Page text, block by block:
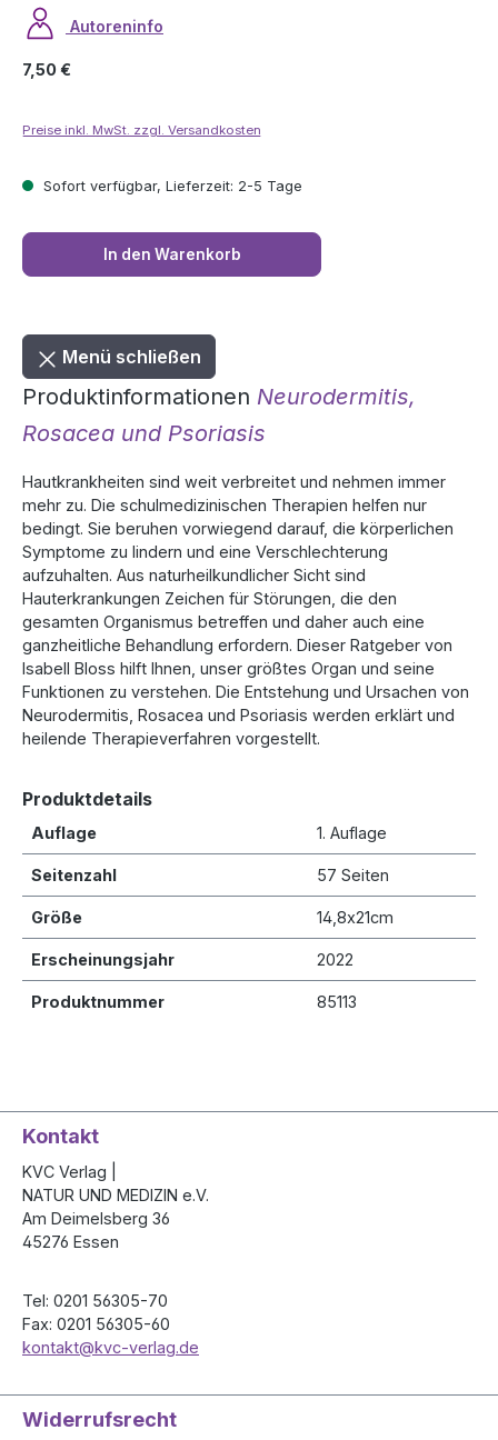
Autoreninfo
Regulärer Preis:
7,50 €
Preise inkl. MwSt. zzgl. Versandkosten
Sofort verfügbar, Lieferzeit: 2-5 Tage
In den Warenkorb
Menü schließen
Produktinformationen Neurodermitis,
Rosacea und Psoriasis
Hautkrankheiten sind weit verbreitet und nehmen immer
mehr zu. Die schulmedizinischen Therapien helfen nur
bedingt. Sie beruhen vorwiegend darauf, die körperlichen
Symptome zu lindern und eine Verschlechterung
aufzuhalten. Aus naturheilkundlicher Sicht sind
Hauterkrankungen Zeichen für Störungen, die den
gesamten Organismus betreffen und daher auch eine
ganzheitliche Behandlung erfordern. Dieser Ratgeber von
Isabell Bloss hilft Ihnen, unser größtes Organ und seine
Funktionen zu verstehen. Die Entstehung und Ursachen von
Neurodermitis, Rosacea und Psoriasis werden erklärt und
heilende Therapieverfahren vorgestellt.
Produktdetails
Auflage 1. Auflage
Seitenzahl 57 Seiten
Größe 14,8x21cm
Er­schei­nungs­jahr 2022
Produktnummer 85113
Kontakt
KVC Verlag |
NATUR UND MEDIZIN e.V.
Am Deimelsberg 36
45276 Essen
Tel: 0201 56305-70
Fax: 0201 56305-60
kontakt@kvc-verlag.de
Widerrufsrecht